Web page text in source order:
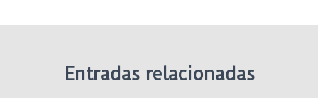
Entradas relacionadas